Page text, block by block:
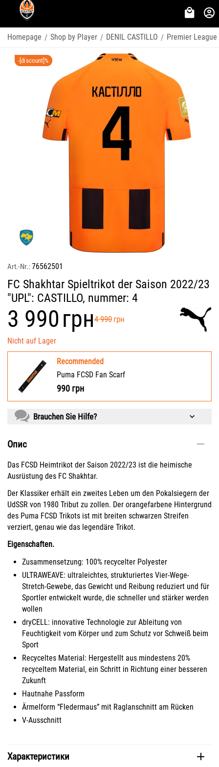
Homepage / Shop by Player / DENIL CASTILLO / Premier League
-[discount]%
Art.-Nr.: 76562501
FC Shakhtar Spieltrikot der Saison 2022/23
"UPL": CASTILLO, nummer: 4
‍3 990‍грн‍4 990‍ грн
Nicht auf Lager
Recommended
Puma FCSD Fan Scarf
990 грн
Brauchen Sie Hilfe?
Опис
Das FCSD Heimtrikot der Saison 2022/23 ist die heimische
Ausrüstung des FC Shakhtar.
Der Klassiker erhält ein zweites Leben um den Pokalsiegern der
UdSSR von 1980 Tribut zu zollen. Der orangefarbene Hintergrund
des Puma FCSD Trikots ist mit breiten schwarzen Streifen
verziert, genau wie das legendäre Trikot.
Eigenschaften.
Zusammensetzung: 100% recycelter Polyester
ULTRAWEAVE: ultraleichtes, strukturiertes Vier-Wege-
Stretch-Gewebe, das Gewicht und Reibung reduziert und für
Sportler entwickelt wurde, die schneller und stärker werden
wollen
dryCELL: innovative Technologie zur Ableitung von
Feuchtigkeit vom Körper und zum Schutz vor Schweiß beim
Sport
Recyceltes Material: Hergestellt aus mindestens 20%
recyceltem Material, ein Schritt in Richtung einer besseren
Zukunft
Hautnahe Passform
Ärmelform “Fledermaus” mit Raglanschnitt am Rücken
V-Ausschnitt
Характеристики